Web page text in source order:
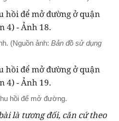
(Nguồn ảnh: Bản đồ sử dụng
hồi để mở đường.
là tương đối, căn cứ theo